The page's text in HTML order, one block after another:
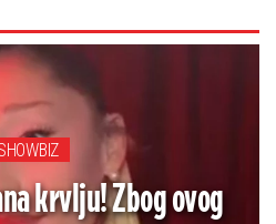
krvlju! Zbog ovog